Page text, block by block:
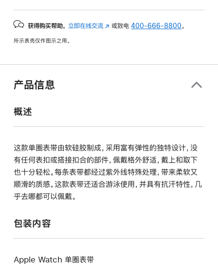
获得购买帮助， 立即在线交流 (在
中
或致电400-666-8800 。
所示表壳仅作图示之用。
产品信息
概述
这款单圈表带由软硅胶制成，采用富有弹性的独特设计，没
有任何表扣或搭接扣合的部件，佩戴格外舒适，戴上和取下
也十分轻松。每条表带都经过紫外线特殊处理，带来柔软又
顺滑的质感。这款表带还适合游泳使用，并具有抗汗特性，几
乎去哪都可以佩戴。
包装内容
Apple Watch 单圈表带